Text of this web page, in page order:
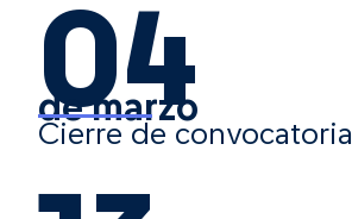
04
de marzo
Cierre de convocatoria